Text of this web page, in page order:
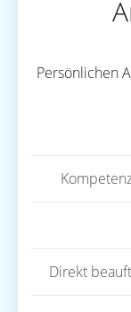
Persönlichen
Direkt